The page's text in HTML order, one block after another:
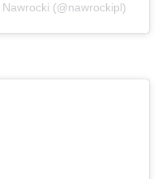
(@nawrockipl)